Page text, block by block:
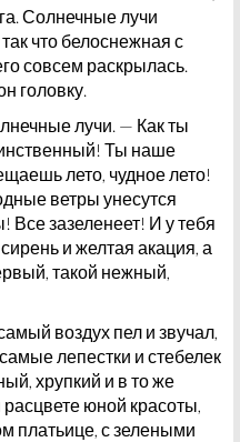
Солнечные лучи
что белоснежная с
совсем раскрылась.
головку.
лучи. — Как ты
Ты наше
лето, чудное лето!
ветры унесутся
Все зазеленеет! И у тебя
и желтая акация, а
такой нежный,
воздух пел и звучал,
лепестки и стебелек
хрупкий и в то же
юной красоты,
платьице, с зелеными